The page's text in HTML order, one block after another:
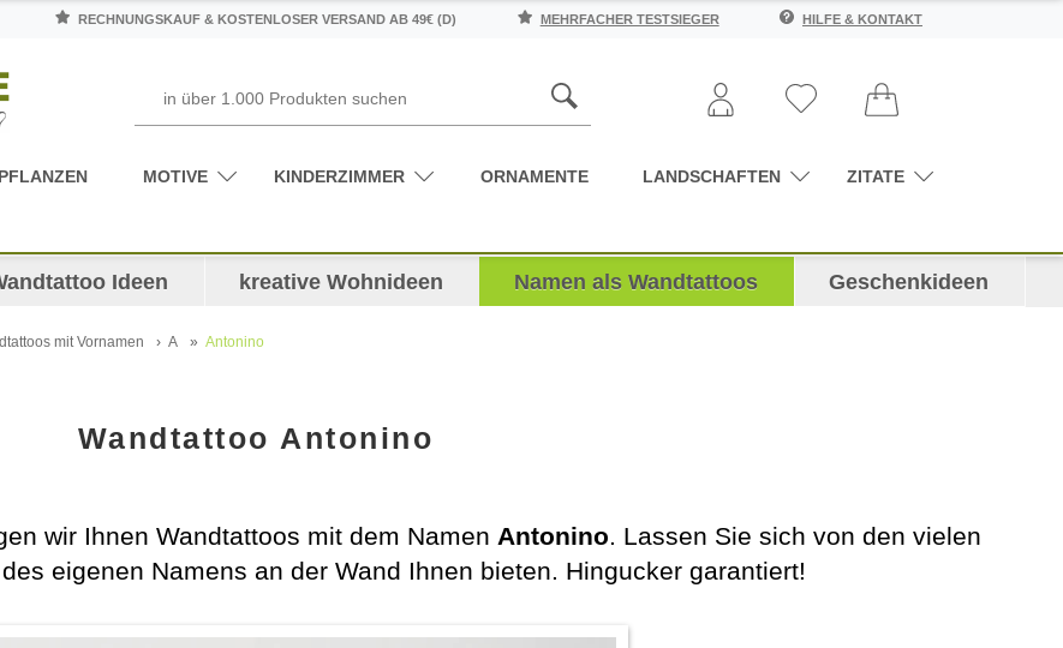
RECHNUNGSKAUF & KOSTENLOSER VERSAND AB 49€ (D) MEHRFACHER TESTSIEGER HILFE & KONTAKT
PFLANZEN MOTIVE KINDERZIMMER ORNAMENTE LANDSCHAFTEN ZITATE
Ideen kreative Wohnideen Namen als Wandtattoos Geschenkideen
mit Vornamen A Antonino
Wandtattoo Antonino
wir Ihnen Wandtattoos mit dem Namen Antonino. Lassen Sie sich von den vielen
eigenen Namens an der Wand Ihnen bieten. Hingucker garantiert!